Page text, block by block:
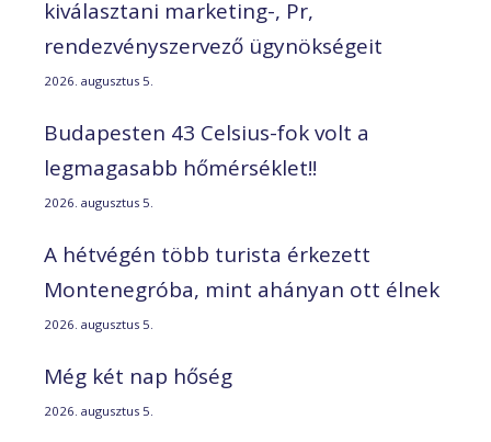
kiválasztani marketing-, Pr,
rendezvényszervező ügynökségeit
2026. augusztus 5.
Budapesten 43 Celsius-fok volt a
legmagasabb hőmérséklet!!
2026. augusztus 5.
A hétvégén több turista érkezett
Montenegróba, mint ahányan ott élnek
2026. augusztus 5.
Még két nap hőség
2026. augusztus 5.